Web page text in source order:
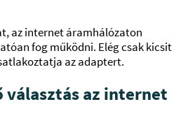
az internet áramhálózaton
fog működni. Elég csak kicsit
az adaptert.
választás az internet